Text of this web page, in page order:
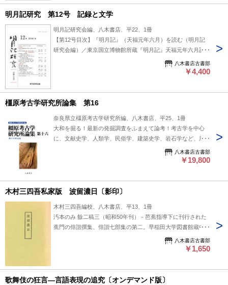
明月記研究 第12号 記録と文学
明月記研究会編、八木書店、平22、1冊
【第12号目次】『明月記』（天福元年六月）を読む（明月記
研究会編）／東京国立博物館所蔵『明月記』天福元年六月記に
ついて（尾上陽介）／早稲田大学図書館の新収『明月記』断簡
について（兼築信行）／〔特集・新勅撰和歌集〕 #八木書店出
八木書店古書部
￥4,400
橿原考古学研究所論集 第16
奈良県立橿原考古学研究所編、八木書店、平25、1冊
大和を掘る！最新の発掘調査をふまえて論考！考古学を中心
に、文献史学、人類学、民俗学、建築史学、岩石学など、周辺
分野の専門家を交えた学際的な執筆陣！ #八木書店出版物/考
八木書店古書部
￥19,800
木村三四吾私家版 波留濃日〔影印〕
木村三四吾編校、八木書店、平13、1冊
汚本のみ 餘二稿三（昭和50年刊）－芭蕉指導下に刊行された
蕉門の俳諧撰集、俳諧七部集の第二。早稲田大学図書館蔵中村
俊定文庫本を影印、解説「『春の日』初版本考」を付す。
※「木村三四吾著作集Ⅰ」に影印・解説ともに収録。 #八木書
八木書店古書部
￥1,650
歌舞伎の狂言―言語表現の追究〔オンデマンド版〕